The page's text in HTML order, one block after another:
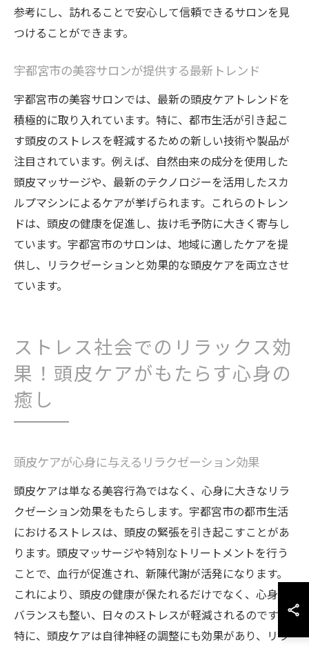
参考にし、訪れることで安心して信頼できるサロンを見
つけることができます。
宇都宮市の美容サロンが提供する最新トレンド
宇都宮市の美容サロンでは、最新の頭皮ケアトレンドを
積極的に取り入れています。特に、都市生活が引き起こ
す頭皮のストレスを軽減するための新しい技術や製品が
注目されています。例えば、自然由来の成分を使用した
頭皮マッサージや、最新のテクノロジーを活用したスカ
ルプマシンによるケアが挙げられます。これらのトレン
ドは、頭皮の健康を促進し、抜け毛予防に大きく寄与し
ています。宇都宮市のサロンは、地域に適したケアを提
供し、リラクゼーションと効果的な頭皮ケアを両立させ
ています。
ストレス社会でのリラックス効
果！頭皮ケアがもたらす心身の
癒し
頭皮ケアが心身に与えるリラクゼーション効果
頭皮ケアは単なる美容行為ではなく、心身に大きなリラ
クゼーション効果をもたらします。宇都宮市の都市生活
におけるストレスは、頭皮の緊張を引き起こすことがあ
ります。頭皮マッサージや特別なトリートメントを行う
ことで、血行が促進され、新陳代謝が活発になります。
これにより、頭皮の健康が保たれるだけでなく、心身の
バランスも整い、日々のストレスが軽減されるのです。
特に、頭皮ケアは自律神経の調整にも効果があり、リラ